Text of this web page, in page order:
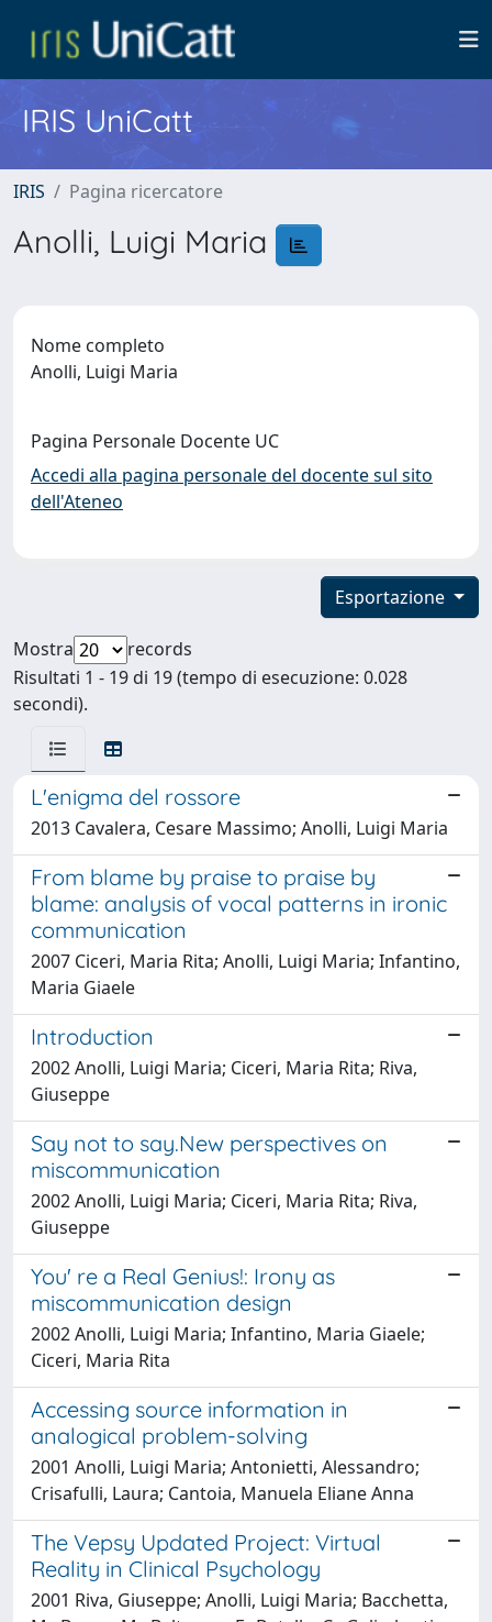
IRIS UniCatt
IRIS Pagina ricercatore
Anolli, Luigi Maria
Nome completo
Anolli, Luigi Maria
Pagina Personale Docente UC
Accedi alla pagina personale del docente sul sito
dell'Ateneo
Esportazione
Mostra
records
Risultati 1 - 19 di 19 (tempo di esecuzione: 0.028
secondi).
L'enigma del rossore
2013 Cavalera, Cesare Massimo; Anolli, Luigi Maria
From blame by praise to praise by
blame: analysis of vocal patterns in ironic
communication
2007 Ciceri, Maria Rita; Anolli, Luigi Maria; Infantino,
Maria Giaele
Introduction
2002 Anolli, Luigi Maria; Ciceri, Maria Rita; Riva,
Giuseppe
Say not to say.New perspectives on
miscommunication
2002 Anolli, Luigi Maria; Ciceri, Maria Rita; Riva,
Giuseppe
You' re a Real Genius!: Irony as
miscommunication design
2002 Anolli, Luigi Maria; Infantino, Maria Giaele;
Ciceri, Maria Rita
Accessing source information in
analogical problem-solving
2001 Anolli, Luigi Maria; Antonietti, Alessandro;
Crisafulli, Laura; Cantoia, Manuela Eliane Anna
The Vepsy Updated Project: Virtual
Reality in Clinical Psychology
2001 Riva, Giuseppe; Anolli, Luigi Maria; Bacchetta,